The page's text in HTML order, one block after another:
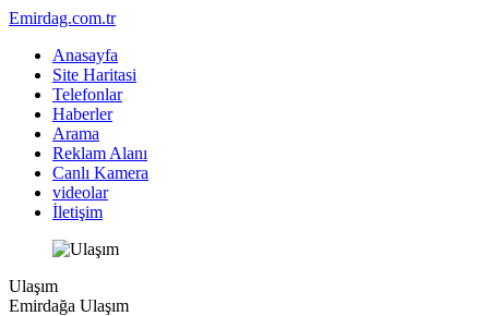
Emirdag.com.tr
Anasayfa
Site Haritasi
Telefonlar
Haberler
Arama
Reklam Alanı
Canlı Kamera
videolar
İletişim
Ulaşım
Emirdağa Ulaşım